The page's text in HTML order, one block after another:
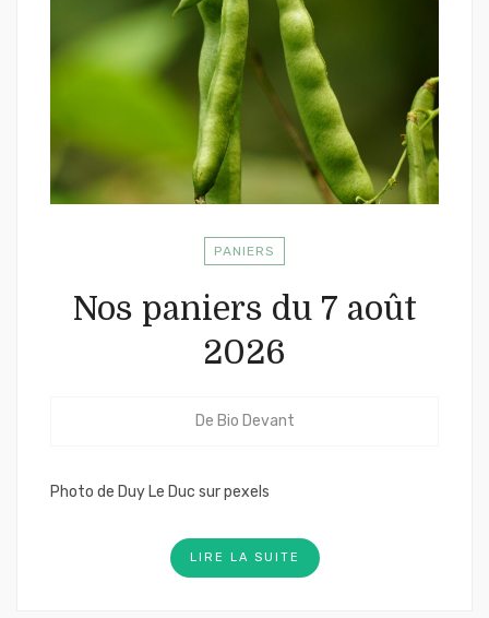
PANIERS
Nos paniers du 7 août
2026
De Bio Devant
Photo de Duy Le Duc sur pexels
LIRE LA SUITE